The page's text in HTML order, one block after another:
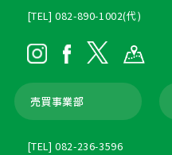
[TEL] 082-890-1002(代)
売買事業部
[TEL] 082-236-3596